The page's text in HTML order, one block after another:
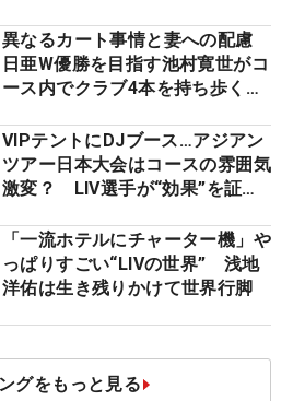
異なるカート事情と妻への配慮
日亜W優勝を目指す池村寛世がコ
ース内でクラブ4本を持ち歩く理
VIPテントにDJブース…アジアン
ツアー日本大会はコースの雰囲気
激変？ LIV選手が“効果”を証言
「一流ホテルにチャーター機」や
っぱりすごい“LIVの世界” 浅地
洋佑は生き残りかけて世界行脚
グをもっと見る